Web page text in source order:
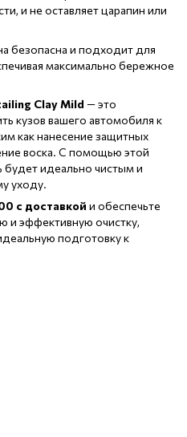
и не оставляет царапин или
безопасна и подходит для
максимально бережное
Clay Mild — это
кузов вашего автомобиля к
как нанесение защитных
воска. С помощью этой
будет идеально чистым и
уходу.
с доставкой и обеспечьте
и эффективную очистку,
подготовку к